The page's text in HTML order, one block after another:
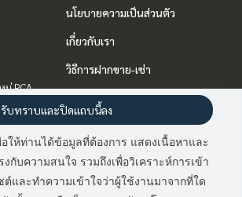
มี2คนกำลังดูประกาศนี้
RCA
นโยบายความเป็นส่วนตัว
เกี่ยวกับเรา
วิธีการฝากขาย-เช่า
ติดต่อ
อให้ท่านได้ข้อมูลที่ต้องการ แสดงเนื้อหาและ
กับความสนใจ รวมถึงเพื่อวิเคราะห์การเข้า
ต์และทำความเข้าใจว่าผู้ใช้งานมาจากที่ใด
รับทราบและปิดแถบนี้ลง